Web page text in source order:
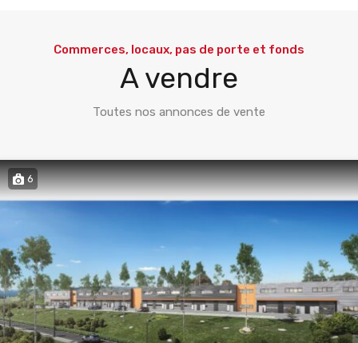
Commerces, locaux, pas de porte et fonds
A vendre
Toutes nos annonces de vente
6